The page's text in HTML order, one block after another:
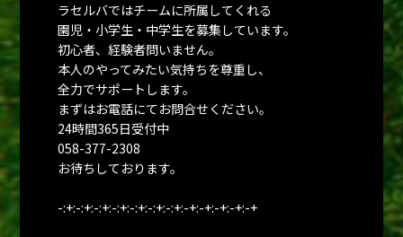
ラセルバではチームに所属してくれる
園児・小学生・中学生を募集しています。
初心者、経験者問いません。
本人のやってみたい気持ちを尊重し、
全力でサポートします。
まずはお電話にてお問合せください。
24時間365日受付中
058-377-2308
お待ちしております。
-:+:-:+:-:+:-:+:-:+:-:+:-:+:-+:-+:-+:-+:-+